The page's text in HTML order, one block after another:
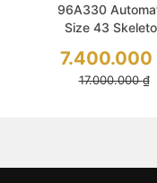
96A330
Size 43
Độc Đáo
17.000.000₫
7.400.000